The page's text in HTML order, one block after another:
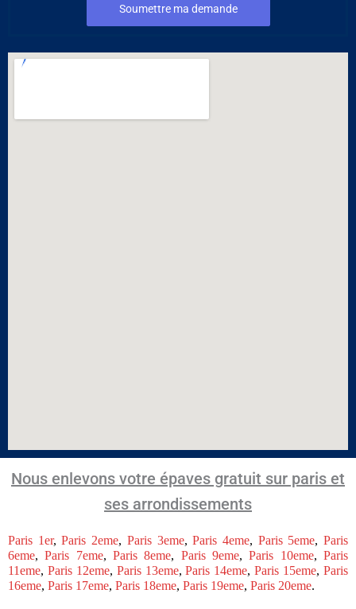
Soumettre ma demande
Nous enlevons votre épaves gratuit sur paris et
ses arrondissements
Paris 1er,Paris 2eme, Paris 3eme,Paris 4eme, Paris 5eme,Paris
6eme,Paris 7eme,Paris 8eme, Paris 9eme,Paris 10eme,Paris
11eme, Paris 12eme, Paris 13eme,Paris 14eme,Paris 15eme,Paris
16eme, Paris 17eme, Paris 18eme, Paris 19eme, Paris 20eme.